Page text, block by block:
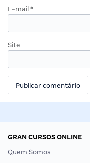
E-mail *
Site
GRAN CURSOS ONLINE
Quem Somos